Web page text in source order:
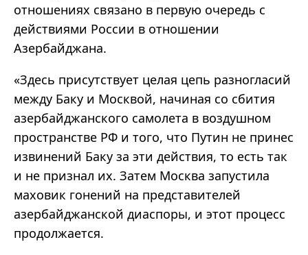
отношениях связано в первую очередь с
действиями России в отношении
Азербайджана.
«Здесь присутствует целая цепь разногласий
между Баку и Москвой, начиная со сбития
азербайджанского самолета в воздушном
пространстве РФ и того, что Путин не принес
извинений Баку за эти действия, то есть так
и не признал их. Затем Москва запустила
маховик гонений на представителей
азербайджанской диаспоры, и этот процесс
продолжается.